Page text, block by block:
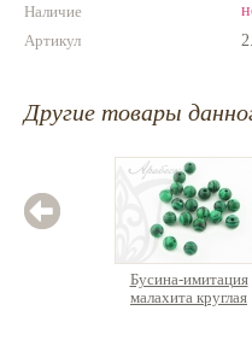
Наличие
Артикул
Другие товары
Бусина-имитация
малахита круглая